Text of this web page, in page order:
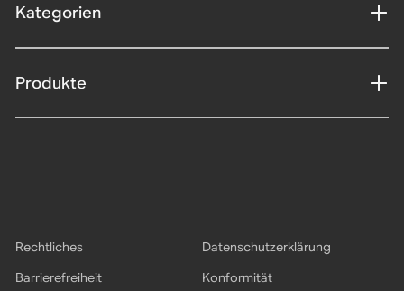
Kategorien
Produkte
Rechtliches
Datenschutzerklärung
Barrierefreiheit
Konformität